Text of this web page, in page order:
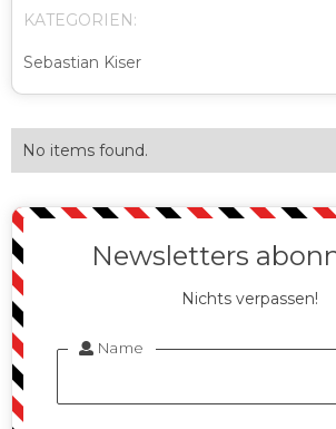
KATEGORIEN:
Sebastian Kiser
No items found.
Newsletters
Nichts verpassen!
 Name